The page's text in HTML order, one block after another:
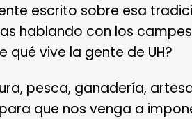
escrito sobre esa
hablando con los
qué vive la gente de UH?
pesca, ganadería,
que nos venga a